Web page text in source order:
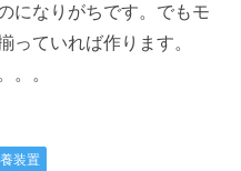
になりがちです。でもモ
っていれば作ります。
。。
装置